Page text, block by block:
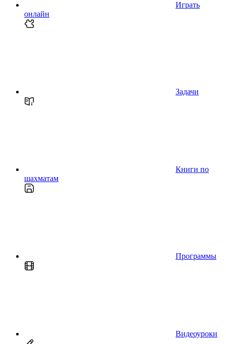
Играть
онлайн
Задачи
Книги по
шахматам
Программы
Видеоуроки